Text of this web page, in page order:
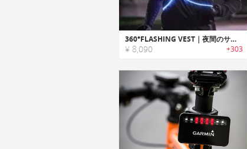
360°FLASHING VEST｜夜間のサイクリング・ジョギングを安全にするLEDベスト
¥ 8,090 +303